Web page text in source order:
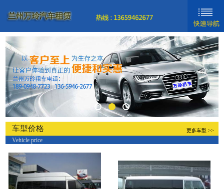
车型价格 更多车型 >>
Vehicle price
新闻动态
车型分类
关于我们
帮助中心